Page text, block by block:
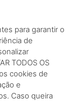
– Porto Velho
para garantir o
de
TODOS OS
cookies de
e
Caso queira